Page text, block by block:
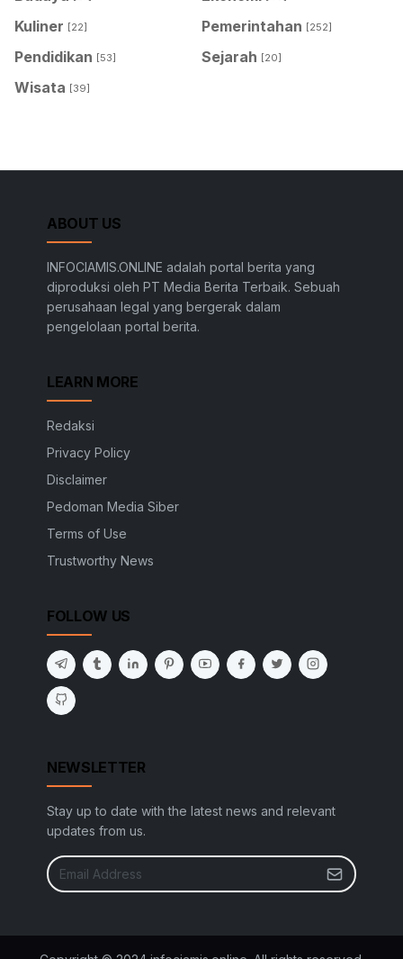
Kuliner [22] Pemerintahan [252]
Pendidikan [53] Sejarah [20]
Wisata [39]
ABOUT US
INFOCIAMIS.ONLINE adalah portal berita yang
diproduksi oleh PT Media Berita Terbaik. Sebuah
perusahaan legal yang bergerak dalam
pengelolaan portal berita.
LEARN MORE
Redaksi
Privacy Policy
Disclaimer
Pedoman Media Siber
Terms of Use
Trustworthy News
FOLLOW US
NEWSLETTER
Stay up to date with the latest news and relevant
updates from us.